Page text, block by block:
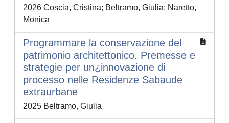
2026 Coscia, Cristina; Beltramo, Giulia; Naretto,
Monica
Programmare la conservazione del
patrimonio architettonico. Premesse e
strategie per un¿innovazione di
processo nelle Residenze Sabaude
extraurbane
2025 Beltramo, Giulia